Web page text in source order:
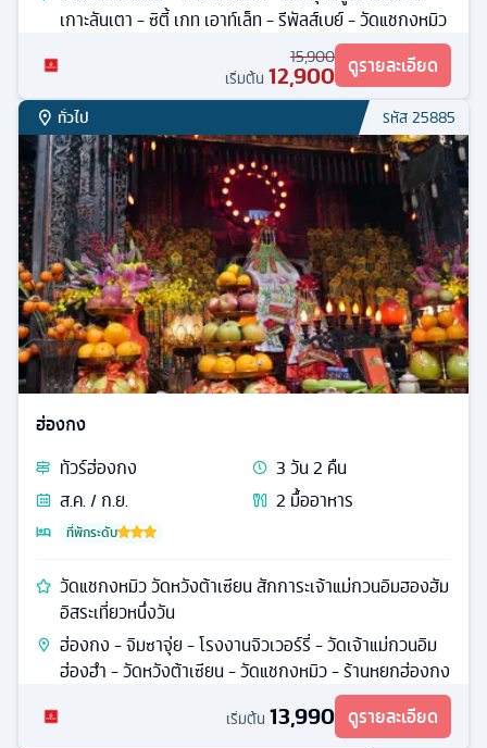
เกาะลันเตา - ซิตี้ เกท เอาท์เล็ท - รีพัลส์เบย์ - วัดแชกงหมิว
15,900
เริ่มต้น 12,900 ดูรายละเอียด
ทั่วไป รหัส25885
ฮ่องกง
ทัวร์ฮ่องกง 3วัน2 คืน
ส.ค. / ก.ย.
2 มื้ออาหาร
ที่พักระดับ
วัดแชกงหมิว วัดหวังต้าเซียน สักการะเจ้าแม่กวนอิมฮองฮัม
อิสระเที่ยวหนึ่งวัน
ฮ่องกง - จิมซาจุ่ย - โรงงานจิวเวอร์รี่ - วัดเจ้าแม่กวนอิม
ฮ่องฮำ - วัดหวังต้าเซียน - วัดแชกงหมิว - ร้านหยกฮ่องกง
เริ่มต้น 13,990 ดูรายละเอียด